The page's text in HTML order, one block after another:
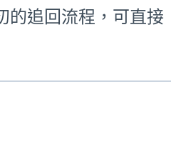
的追回流程，可直接